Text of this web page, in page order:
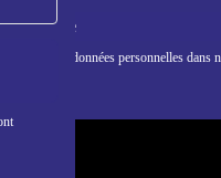
S'inscrire
des données personnelles dans